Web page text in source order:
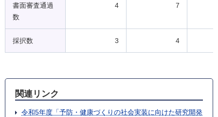
書面審査通過
数
4 7
採択数 3 4
関連リンク
令和5年度「予防・健康づくりの社会実装に向けた研究開発